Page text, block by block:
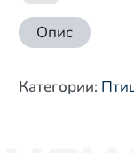
Опис
Категории: